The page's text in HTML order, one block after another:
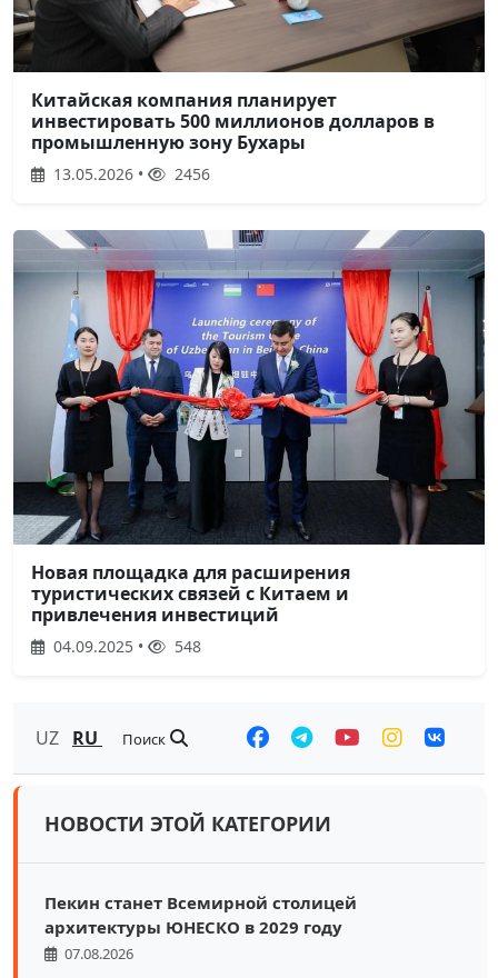
Китайская компания планирует
инвестировать 500 миллионов долларов в
промышленную зону Бухары
13.05.2026 • 2456
Новая площадка для расширения
туристических связей с Китаем и
привлечения инвестиций
04.09.2025 • 548
UZ RU Поиск
НОВОСТИ ЭТОЙ КАТЕГОРИИ
Пекин станет Всемирной столицей
архитектуры ЮНЕСКО в 2029 году
07.08.2026